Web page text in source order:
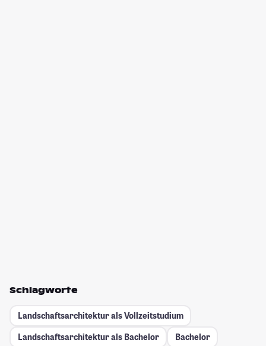
Schlagworte
Landschaftsarchitektur als Vollzeitstudium
Landschaftsarchitektur als Bachelor
Bachelor